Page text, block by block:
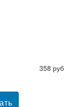
358 руб